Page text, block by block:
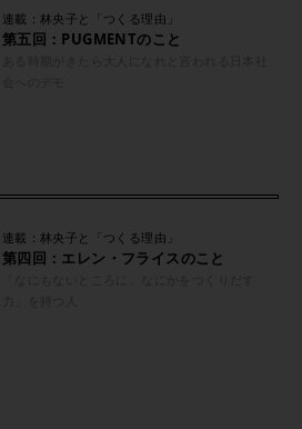
連載：林央子と「つくる理由」
第五回：PUGMENTのこと
連載：林央子と「つくる理由」
第四回：エレン・フライスのこと